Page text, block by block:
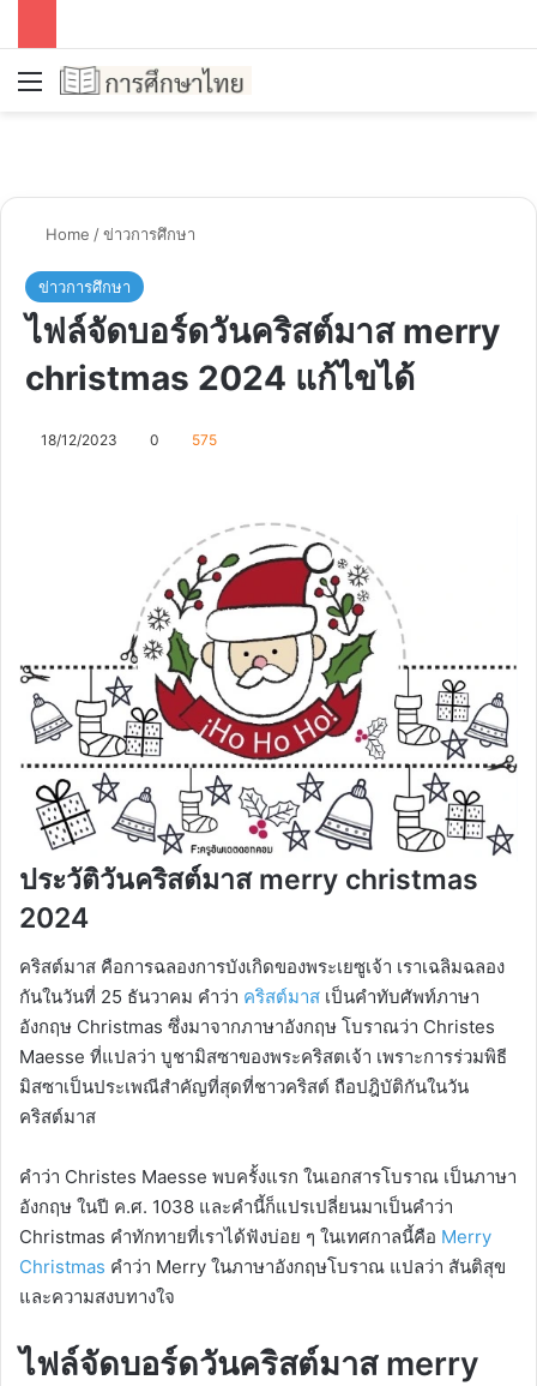
Menu
Home /ข่าวการศึกษา
ข่าวการศึกษา
ไฟล์จัดบอร์ดวันคริสต์มาส merry
christmas 2024 แก้ไขได้
18/12/2023 0 575
ประวัติวันคริสต์มาส merry christmas
2024
คริสต์มาส คือการฉลองการบังเกิดของพระเยซูเจ้า เราเฉลิมฉลอง
กันในวันที่ 25 ธันวาคม คำว่า คริสต์มาส เป็นคำทับศัพท์ภาษา
อังกฤษ Christmas ซึ่งมาจากภาษาอังกฤษ โบราณว่า Christes
Maesse ที่แปลว่า บูชามิสซาของพระคริสตเจ้า เพราะการร่วมพิธี
มิสซาเป็นประเพณีสำคัญที่สุดที่ชาวคริสต์ ถือปฎิบัติกันในวัน
คริสต์มาส
คำว่า Christes Maesse พบครั้งแรก ในเอกสารโบราณ เป็นภาษา
อังกฤษ ในปี ค.ศ. 1038 และคำนี้ก็แปรเปลี่ยนมาเป็นคำว่า
Christmas คำทักทายที่เราได้ฟังบ่อย ๆ ในเทศกาลนี้คือ Merry
Christmas คำว่า Merry ในภาษาอังกฤษโบราณ แปลว่า สันติสุข
และความสงบทางใจ
ไฟล์จัดบอร์ดวันคริสต์มาส merry